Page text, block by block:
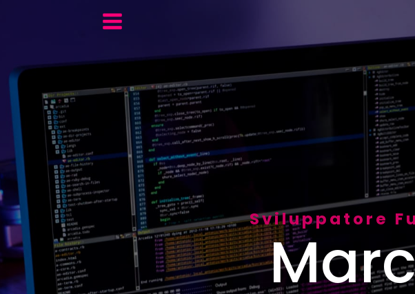
Sviluppatore